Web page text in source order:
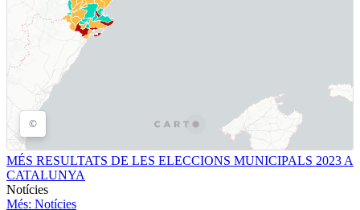
MÉS RESULTATS DE LES ELECCIONS MUNICIPALS 2023 A
CATALUNYA
Notícies
Més: Notícies